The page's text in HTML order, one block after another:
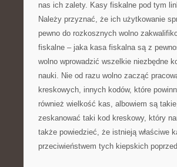
nas ich zalety. Kasy fiskalne pod tym
Należy przyznać, że ich użytkowanie
pewno do rozkosznych wolno
fiskalne – jaka kasa fiskalna są z
wolno wprowadzić wszelkie niezbędne
nauki. Nie od razu wolno zacząć
kreskowych, innych kodów, które
również wielkość kas, albowiem są
zeskanować taki kod kreskowy, który
także powiedzieć, że istnieją właściwe
przeciwieństwem tych kiepskich